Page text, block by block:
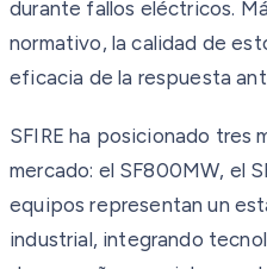
durante fallos eléctricos.
normativo, la calidad de
eficacia de la respuesta
SFIRE ha posicionado tres
mercado: el SF800MW, el
equipos representan un
industrial, integrando